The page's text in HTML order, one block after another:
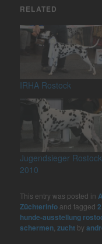
RELATED
IRHA Rostock
Jugendsieger Rostock
2010
This entry was posted in
Züchterinfo and tagged
hunde-ausstellung
schermen ,zucht by